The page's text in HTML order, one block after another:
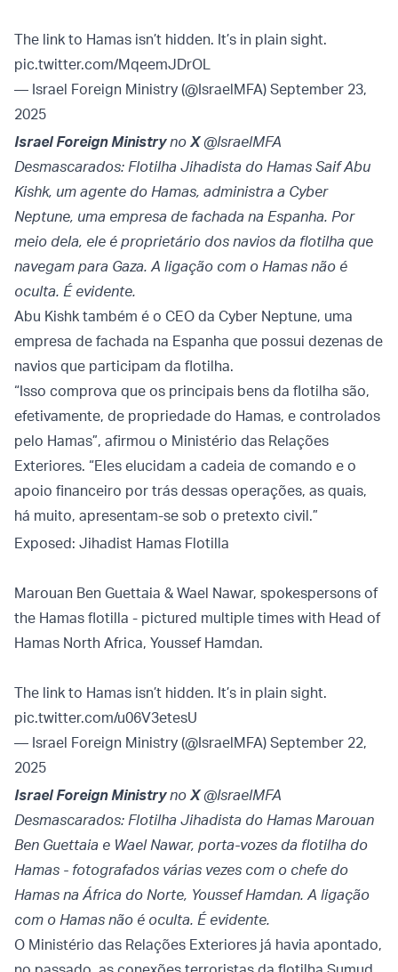
The link to Hamas isn’t hidden. It’s in plain sight.
pic.twitter.com/MqeemJDrOL
— Israel Foreign Ministry (@IsraelMFA) September 23,
2025
Israel Foreign Ministryno X@IsraelMFA
Desmascarados: Flotilha Jihadista do Hamas Saif Abu
Kishk, um agente do Hamas, administra a Cyber
Neptune, uma empresa de fachada na Espanha. Por
meio dela, ele é proprietário dos navios da flotilha que
navegam para Gaza. A ligação com o Hamas não é
oculta. É evidente.
Abu Kishk também é o CEO da Cyber Neptune, uma
empresa de fachada na Espanha que possui dezenas de
navios que participam da flotilha.
“Isso comprova que os principais bens da flotilha são,
efetivamente, de propriedade do Hamas, e controlados
pelo Hamas”, afirmou o Ministério das Relações
Exteriores. “Eles elucidam a cadeia de comando e o
apoio financeiro por trás dessas operações, as quais,
há muito, apresentam-se sob o pretexto civil.”
Exposed: Jihadist Hamas Flotilla
Marouan Ben Guettaia & Wael Nawar, spokespersons of
the Hamas flotilla - pictured multiple times with Head of
Hamas North Africa, Youssef Hamdan.
The link to Hamas isn’t hidden. It’s in plain sight.
pic.twitter.com/u06V3etesU
— Israel Foreign Ministry (@IsraelMFA) September 22,
2025
Israel Foreign Ministryno X@IsraelMFA
Desmascarados: Flotilha Jihadista do Hamas Marouan
Ben Guettaia e Wael Nawar, porta-vozes da flotilha do
Hamas - fotografados várias vezes com o chefe do
Hamas na África do Norte, Youssef Hamdan. A ligação
com o Hamas não é oculta. É evidente.
O Ministério das Relações Exteriores já havia apontado,